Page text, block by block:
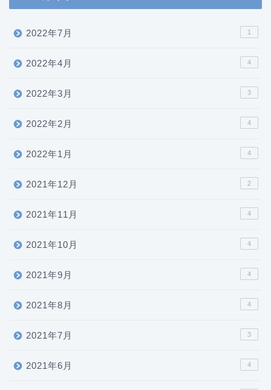
2022年7月 1
2022年4月 4
2022年3月 3
2022年2月 4
2022年1月 4
2021年12月 2
2021年11月 4
2021年10月 4
2021年9月 4
2021年8月 4
2021年7月 3
2021年6月 4